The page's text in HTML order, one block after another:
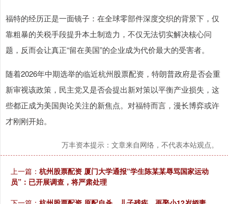
福特的经历正是一面镜子：在全球零部件深度交织的背景下，仅
靠粗暴的关税手段提升本土制造力，不仅无法切实解决核心问
题，反而会让真正“留在美国”的企业成为代价最大的受害者。
随着2026年中期选举的临近杭州股票配资，特朗普政府是否会重
新审视该政策，民主党又是否会提出新对策以平衡产业损失，这
些都正成为美国舆论关注的新焦点。对福特而言，漫长博弈或许
才刚刚开始。
万丰资本提示：文章来自网络，不代表本站观点。
上一篇： 杭州股票配资 厦门大学通报“学生陈某某辱骂国家运动
员”：已开展调查，将严肃处理